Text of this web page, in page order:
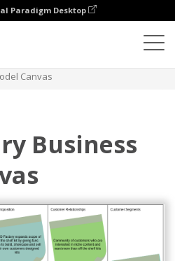
Paradigm Desktop
Canvas
Business